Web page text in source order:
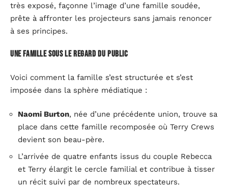
très exposé, façonne l’image d’une famille soudée,
prête à affronter les projecteurs sans jamais renoncer
à ses principes.
Une famille sous le regard du public
Voici comment la famille s’est structurée et s’est
imposée dans la sphère médiatique :
Naomi Burton, née d’une précédente union, trouve sa
place dans cette famille recomposée où Terry Crews
devient son beau-père.
L’arrivée de quatre enfants issus du couple Rebecca
et Terry élargit le cercle familial et contribue à tisser
un récit suivi par de nombreux spectateurs.